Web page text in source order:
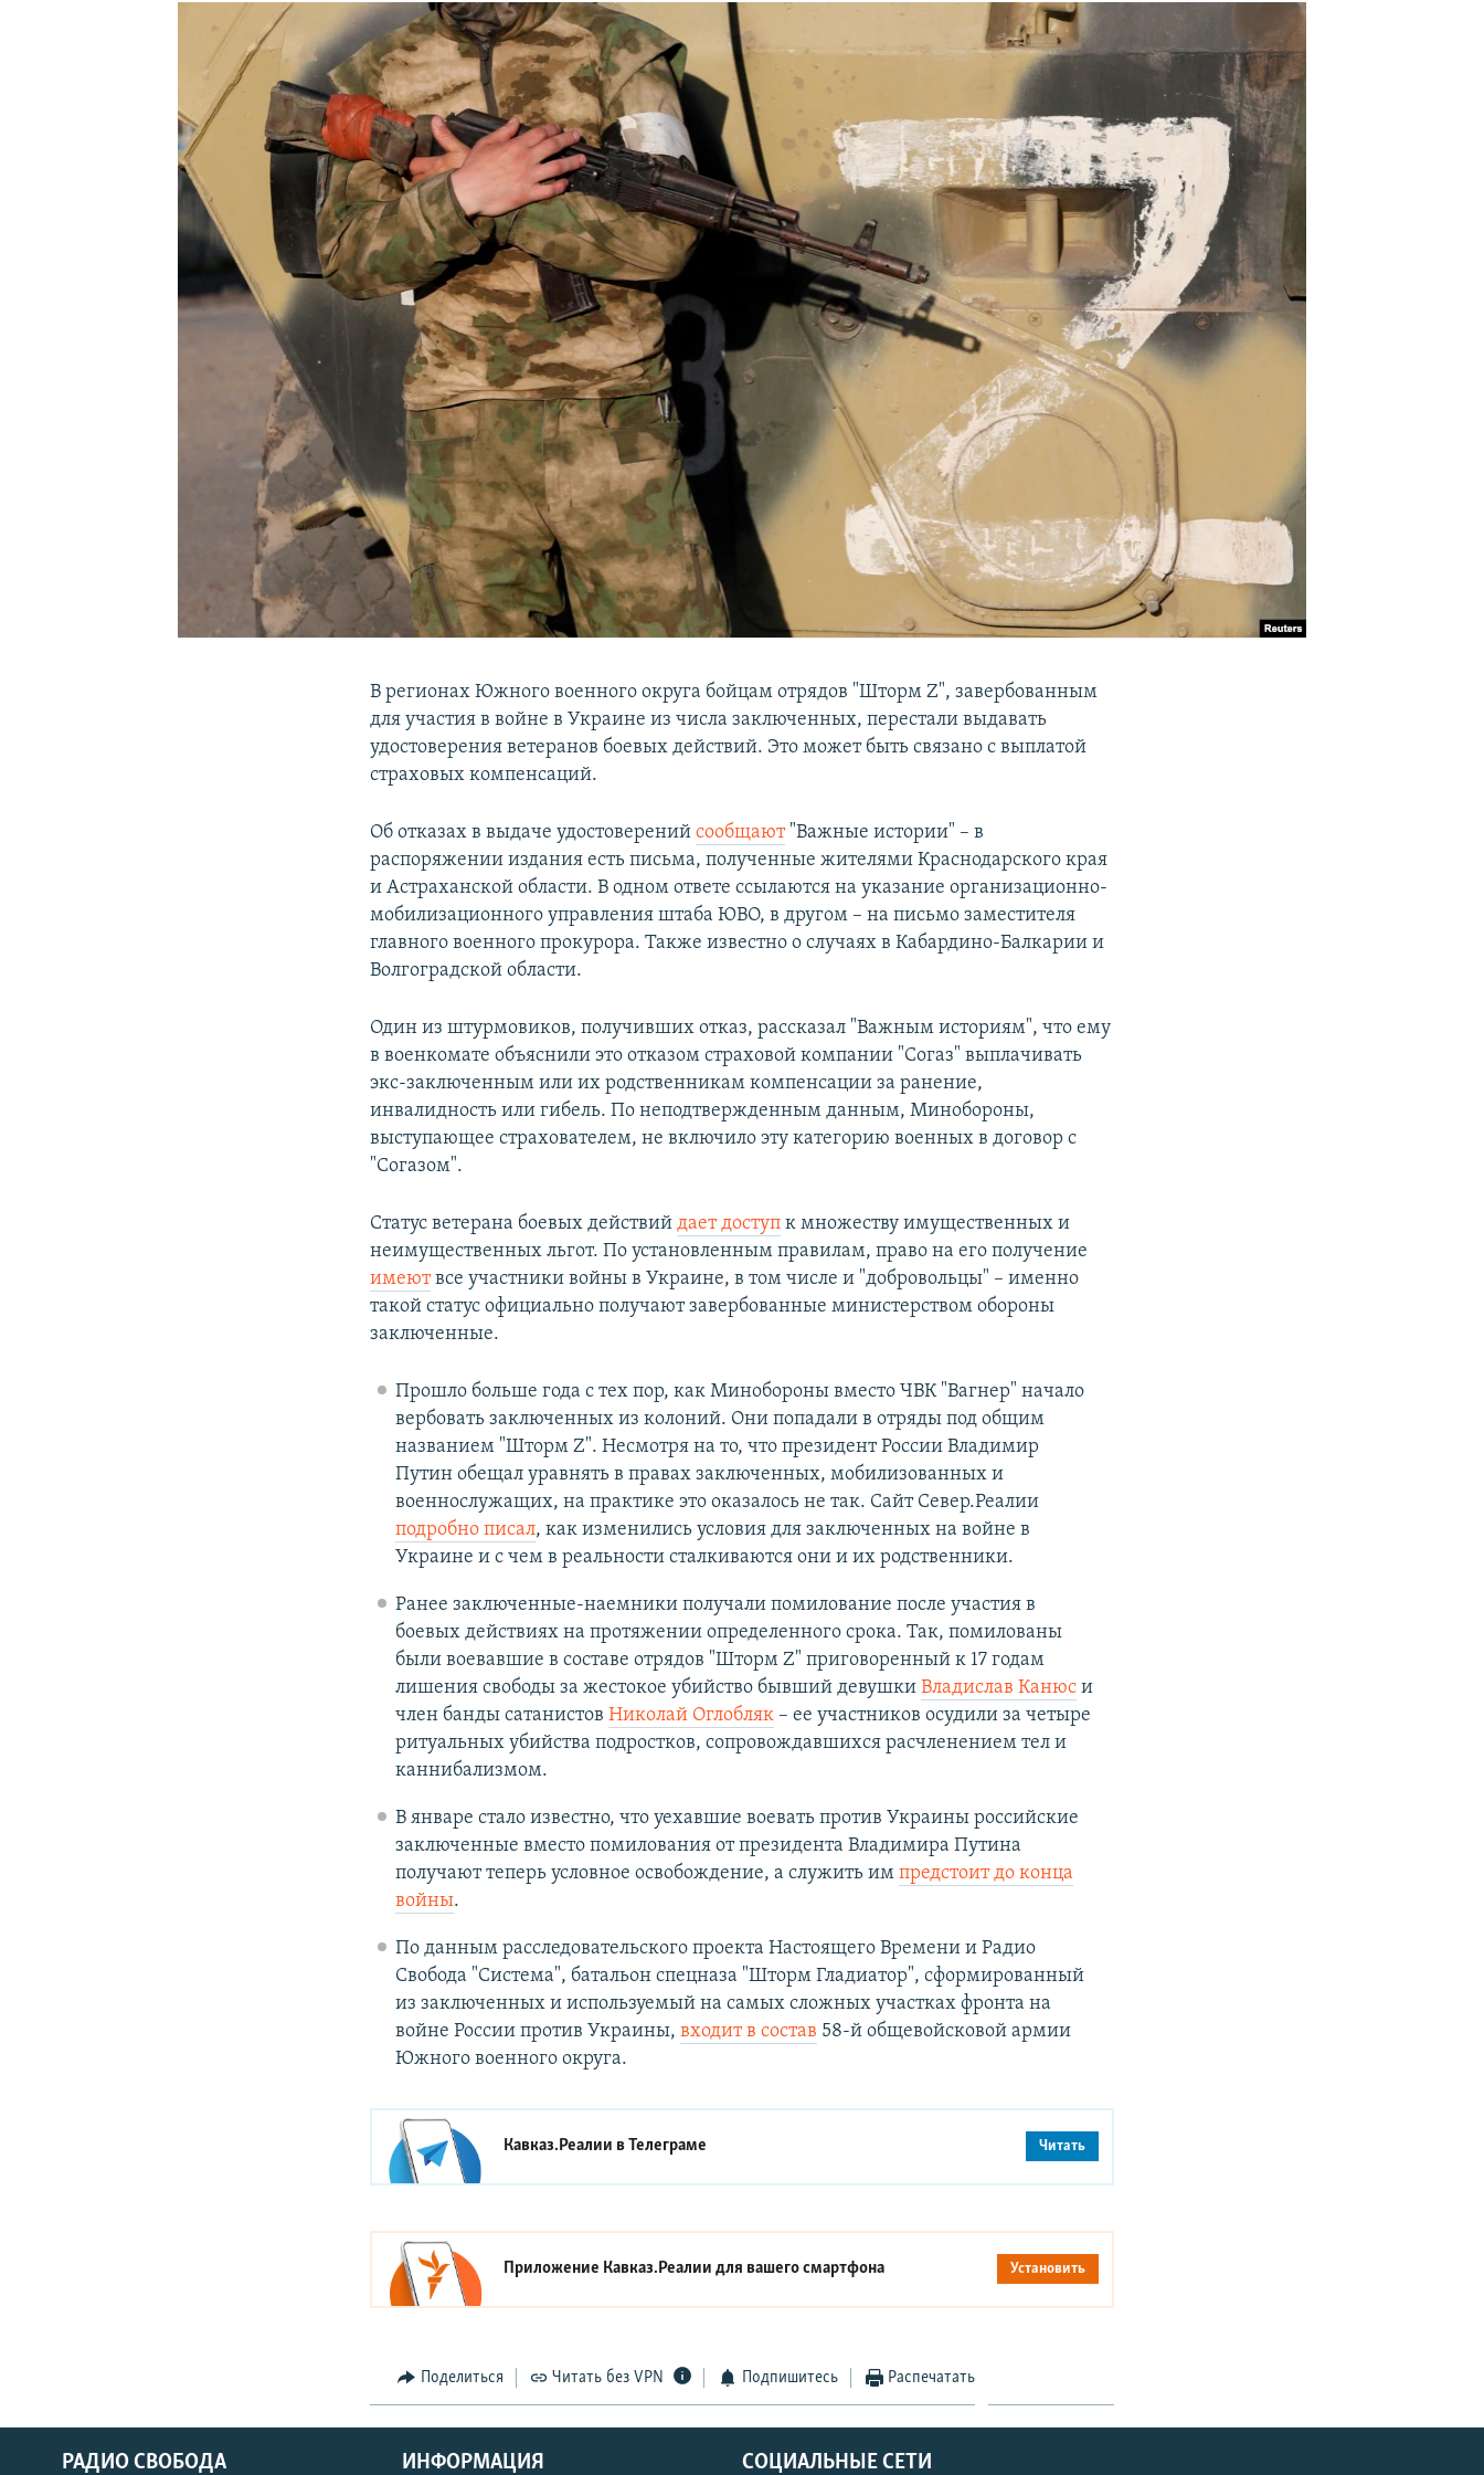
ПОДПИШИТЕСЬ НА РАССЫЛКУ
В регионах Южного военного округа бойцам отрядов "Шторм Z", завербованным
для участия в войне в Украине из числа заключенных, перестали выдавать
удостоверения ветеранов боевых действий. Это может быть связано с выплатой
страховых компенсаций.
Об отказах в выдаче удостоверенийсообщают"Важные истории" – в
распоряжении издания есть письма, полученные жителями Краснодарского края
и Астраханской области. В одном ответе ссылаются на указание организационно-
мобилизационного управления штаба ЮВО, в другом – на письмо заместителя
главного военного прокурора. Также известно о случаях в Кабардино-Балкарии и
Волгоградской области.
Один из штурмовиков, получивших отказ, рассказал "Важным историям", что ему
в военкомате объяснили это отказом страховой компании "Согаз" выплачивать
экс-заключенным или их родственникам компенсации за ранение,
инвалидность или гибель. По неподтвержденным данным, Минобороны,
выступающее страхователем, не включило эту категорию военных в договор с
"Согазом".
Статус ветерана боевых действийдает доступ к множеству имущественных и
неимущественных льгот. По установленным правилам, право на его получение
имеютвсе участники войны в Украине, в том числе и "добровольцы" – именно
такой статус официально получают завербованные министерством обороны
заключенные.
Прошло больше года с тех пор, как Минобороны вместо ЧВК "Вагнер" начало
вербовать заключенных из колоний. Они попадали в отряды под общим
названием "Шторм Z". Несмотря на то, что президент России Владимир
Путин обещал уравнять в правах заключенных, мобилизованных и
военнослужащих, на практике это оказалось не так. Сайт Север.Реалии
подробно писал, как изменились условия для заключенных на войне в
Украине и с чем в реальности сталкиваются они и их родственники.
Ранее заключенные-наемники получали помилование после участия в
боевых действиях на протяжении определенного срока. Так, помилованы
были воевавшие в составе отрядов "Шторм Z" приговоренный к 17 годам
лишения свободы за жестокое убийство бывший девушки Владислав Канюси
член банды сатанистов Николай Оглобляк– ее участников осудили за четыре
ритуальных убийства подростков, сопровождавшихся расчленением тел и
каннибализмом.
В январе стало известно, что уехавшие воевать против Украины российские
заключенные вместо помилования от президента Владимира Путина
получают теперь условное освобождение, а служить им предстоит до конца
войны.
По данным расследовательского проекта Настоящего Времени и Радио
Свобода "Система", батальон спецназа "Шторм Гладиатор", сформированный
из заключенных и используемый на самых сложных участках фронта на
войне России против Украины, входит в состав 58-й общевойсковой армии
Южного военного округа.
Кавказ.Реалии вТелеграме Читать
Приложение Кавказ.Реалии для вашего смартфона Установить
Поделиться Читать без VPN Подпишитесь Распечатать
СОЦИАЛЬНЫЕ СЕТИ
РАДИО СВОБОДА ИНФОРМАЦИЯ